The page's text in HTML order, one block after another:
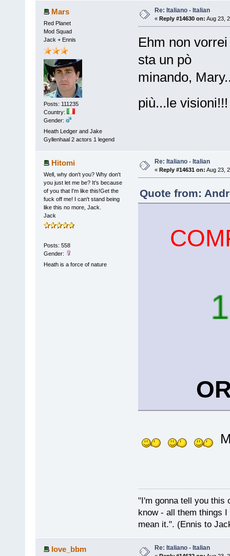
Mars
Red Planet
Mod Squad
Jack + Ennis
Posts: 111235
Country:
Gender:
Heath Ledger and Jake
Gyllenhaal 2 actors 1 legend
Re: Italiano - Italian
« Reply #14630 on: Aug 23,
Ehm non
sta un pò
minando,
più...le
Hitomi
Well, why don't you? Why don't
you just let me be? It's because
of you that I'm like this!Get the
fuck off me! I can't stand being
like this no more, Jack.
Jack
Posts: 558
Gender:
Heath is a force of nature
Re: Italiano - Italian
« Reply #14631 on: Aug 23,
Quote from:
"I'm gonna tell you this
know - all them things
mean it.". (Ennis to
love_bbm Re: Italiano - Italian